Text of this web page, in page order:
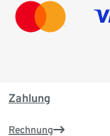
Zahlung
Rechnung